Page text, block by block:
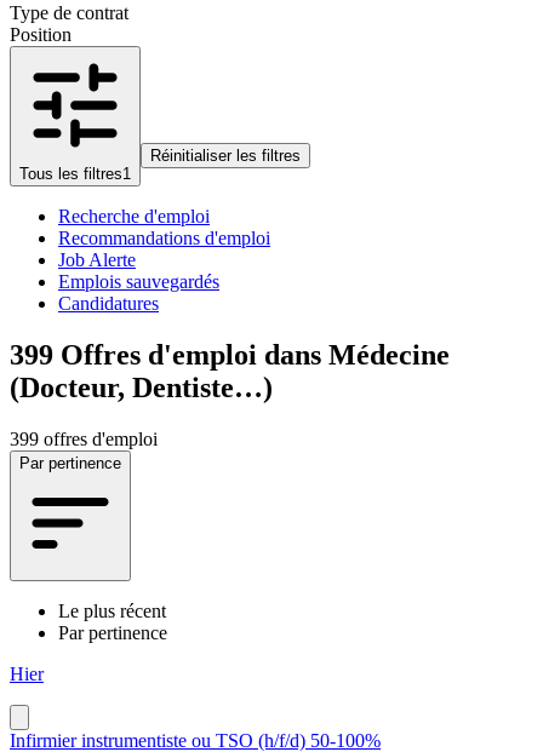
Type de contrat
Position
Tous les filtres1
Réinitialiser les filtres
Recherche d'emploi
Recommandations d'emploi
Job Alerte
Emplois sauvegardés
Candidatures
399 Offres d'emploi dans Médecine
(Docteur, Dentiste…)
399 offres d'emploi
Par pertinence
Le plus récent
Par pertinence
Hier
Infirmier instrumentiste ou TSO (h/f/d) 50-100%